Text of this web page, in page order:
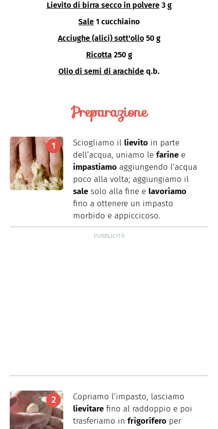
Lievito di birra secco in polvere 3 g
Sale 1 cucchiaino
Acciughe (alici) sott'olio 50 g
Ricotta 250 g
Olio di semi di arachide q.b.
Preparazione
Sciogliamo il lievito in parte
dell’acqua, uniamo le farine e
impastiamo aggiungendo l’acqua
poco alla volta; aggiungiamo il
sale solo alla fine e lavoriamo
fino a ottenere un impasto
morbido e appiccicoso.
Copriamo l’impasto, lasciamo
lievitare fino al raddoppio e poi
trasferiamo in frigorifero per